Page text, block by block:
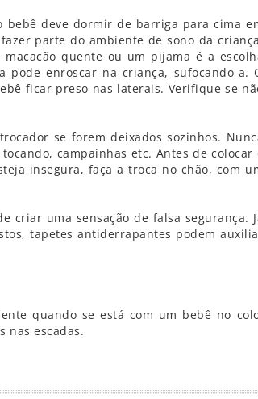
deve dormir de barriga para cima
parte do ambiente de sono da
quente ou um pijama é a
enroscar na criança, sufocando-a.
ficar preso nas laterais. Verifique se
se forem deixados sozinhos.
campainhas etc. Antes de colocar
insegura, faça a troca no chão, com
criar uma sensação de falsa segurança.
tapetes antiderrapantes podem
quando se está com um bebê no
nas escadas.